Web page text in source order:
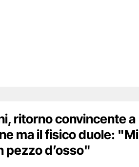
ritorno convincente a
ma il fisico duole: "Mi
pezzo d’osso"